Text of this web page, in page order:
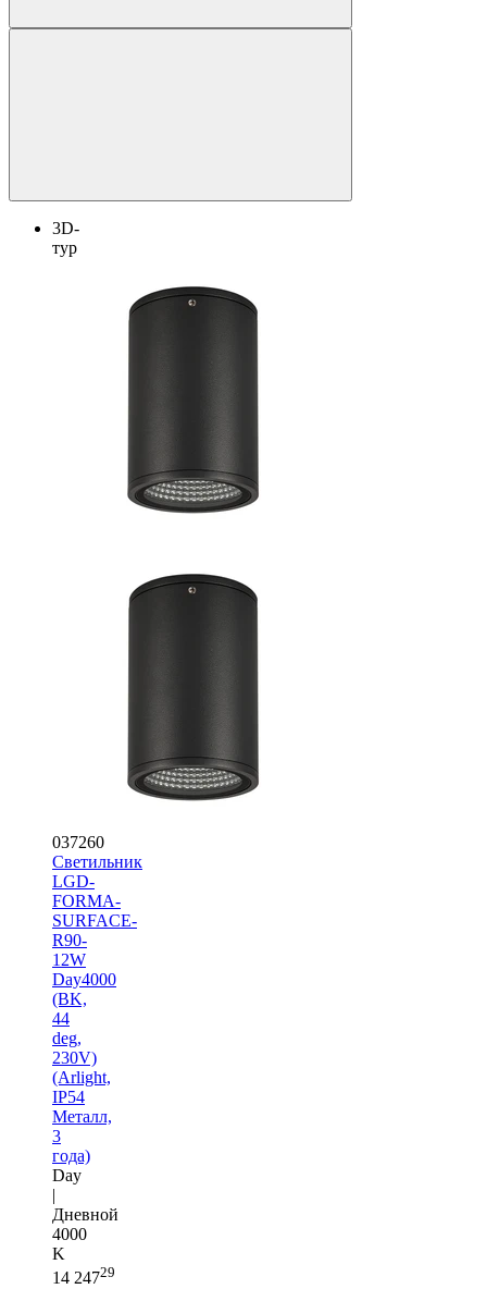
3D-
тур
037260
Светильник
LGD-
FORMA-
SURFACE-
R90-
12W
Day4000
(BK,
44
deg,
230V)
(Arlight,
IP54
Металл,
3
года)
Day
|
Дневной
4000
K
14 24729